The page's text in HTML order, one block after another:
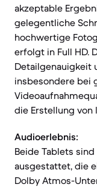
akzeptable
gelegentliche
hochwertige
erfolgt in Full HD.
Detailgenauigkeit
insbesondere bei
die Erstellung
Audioerlebnis:
Beide Tablets
ausgestattet, die
Dolby Atmos-